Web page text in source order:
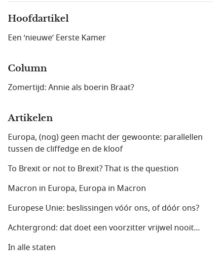
Hoofdartikel
Een ‘nieuwe’ Eerste Kamer
Column
Zomertijd: Annie als boerin Braat?
Artikelen
Europa, (nog) geen macht der gewoonte: parallellen
tussen de cliffedge en de kloof
To Brexit or not to Brexit? That is the question
Macron in Europa, Europa in Macron
Europese Unie: beslissingen vóór ons, of dóór ons?
Achtergrond: dat doet een voorzitter vrijwel nooit...
In alle staten